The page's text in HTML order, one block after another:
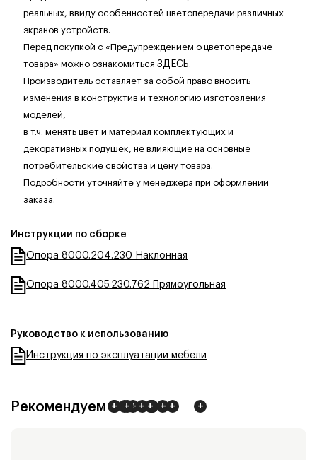
реальных, ввиду особенностей цветопередачи различных
экранов устройств.
Перед покупкой с «Предупреждением о цветопередаче
товара» можно ознакомиться ЗДЕСЬ.
Производитель оставляет за собой право вносить
изменения в конструктив и технологию изготовления
моделей,
в т.ч. менять цвет и материал комплектующих и
декоративных подушек, не влияющие на основные
потребительские свойства и цену товара.
Подробности уточняйте у менеджера при оформлении
заказа.
Инструкции по сборке
Опора 8000.204.230 Наклонная
Опора 8000.405.230.762 Прямоугольная
Руководство к использованию
Инструкция по эксплуатации мебели
+ + + + + +
+
+
+ + + +
Рекомендуем